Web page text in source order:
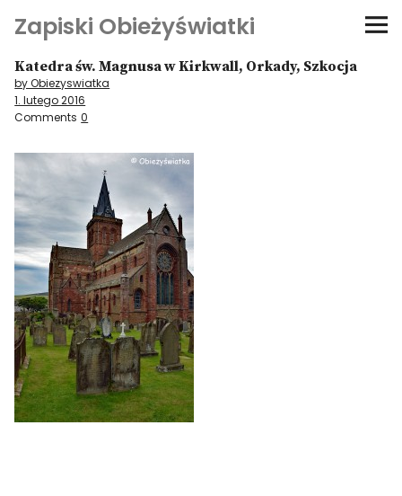
Zapiski Obieżyświatki
Podróże
Kultura i sztuka
Kątem oka
O-fiszki
Niezwyczajne ściany
Dom na kółkach
Katedra św. Magnusa w Kirkwall, Orkady, Szkocja
by Obiezyswiatka
1. lutego 2016
Comments 0